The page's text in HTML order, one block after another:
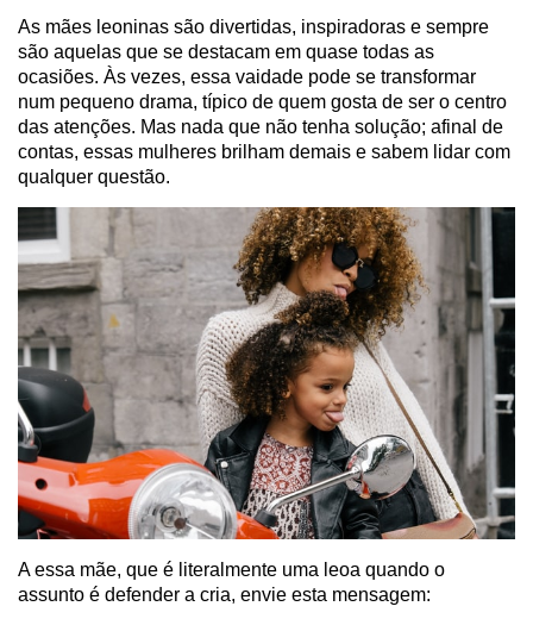
As mães leoninas são divertidas, inspiradoras e sempre
são aquelas que se destacam em quase todas as
ocasiões. Às vezes, essa vaidade pode se transformar
num pequeno drama, típico de quem gosta de ser o centro
das atenções. Mas nada que não tenha solução; afinal de
contas, essas mulheres brilham demais e sabem lidar com
qualquer questão.
A essa mãe, que é literalmente uma leoa quando o
assunto é defender a cria, envie esta mensagem: